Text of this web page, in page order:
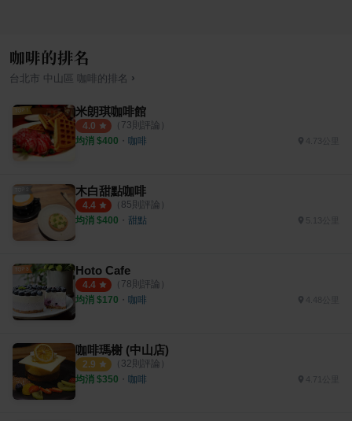
咖啡的排名
台北市 中山區 咖啡 的排名 ›
米朗琪咖啡館
4.0 （ 73則評論）
均消 $400 ・ 咖啡 4.73公里
木白甜點咖啡
4.4 （ 85則評論）
均消 $400 ・ 甜點 5.13公里
Hoto Cafe
4.4 （ 78則評論）
均消 $170 ・ 咖啡 4.48公里
咖啡瑪榭 (中山店)
2.9 （ 32則評論）
均消 $350 ・ 咖啡 4.71公里